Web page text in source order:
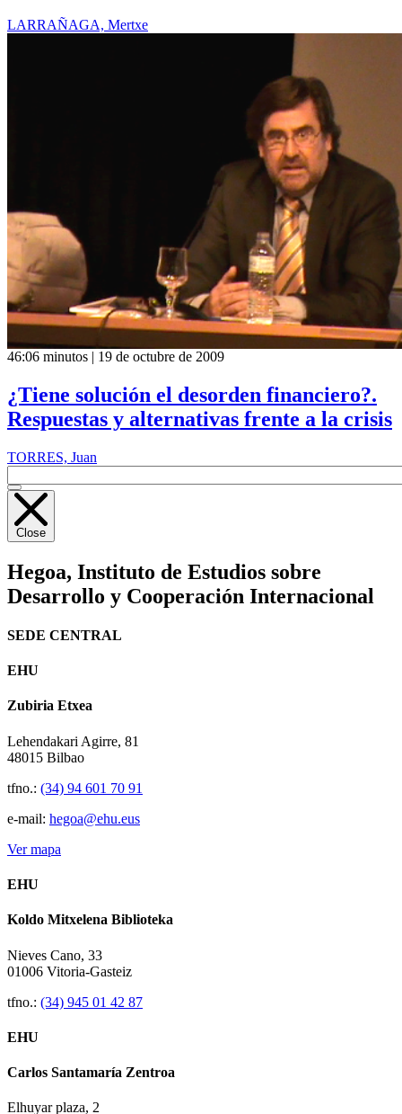
LARRAÑAGA, Mertxe
46:06 minutos | 19 de octubre de 2009
¿Tiene solución el desorden financiero?.
Respuestas y alternativas frente a la crisis
TORRES, Juan
Close
Hegoa, Instituto de Estudios sobre
Desarrollo y Cooperación Internacional
SEDE CENTRAL
EHU
Zubiria Etxea
Lehendakari Agirre, 81
48015 Bilbao
tfno.: (34) 94 601 70 91
e-mail: hegoa@ehu.eus
Ver mapa
EHU
Koldo Mitxelena Biblioteka
Nieves Cano, 33
01006 Vitoria-Gasteiz
tfno.: (34) 945 01 42 87
EHU
Carlos Santamaría Zentroa
Elhuyar plaza, 2